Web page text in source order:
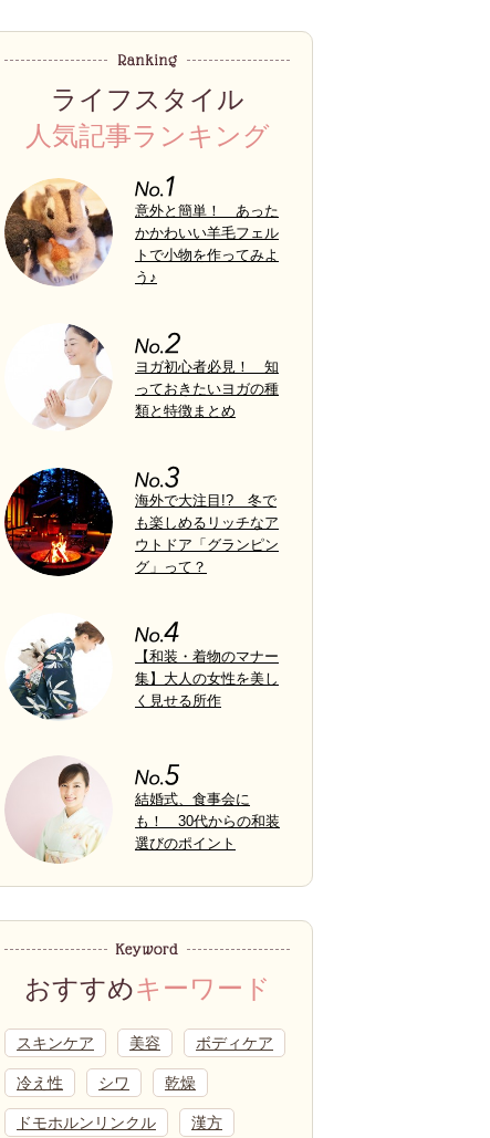
ライフスタイル
人気記事ランキング
意外と簡単！ あった
かかわいい羊毛フェル
トで小物を作ってみよ
う♪
ヨガ初心者必見！ 知
っておきたいヨガの種
類と特徴まとめ
海外で大注目!? 冬で
も楽しめるリッチなア
ウトドア「グランピン
グ」って？
【和装・着物のマナー
集】大人の女性を美し
く見せる所作
結婚式、食事会に
も！ 30代からの和装
選びのポイント
おすすめキーワード
スキンケア 美容 ボディケア
冷え性 シワ 乾燥
ドモホルンリンクル 漢方